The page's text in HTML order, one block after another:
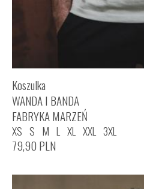
Koszulka
WANDA I BANDA
FABRYKA MARZEŃ
XS S M L XL XXL 3XL
79,90 PLN